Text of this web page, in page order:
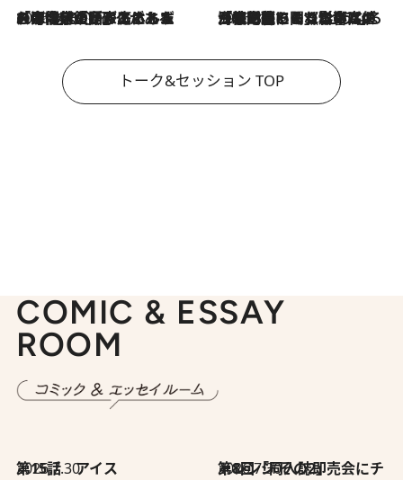
2026.8.3
「今後値上げがあるとすれば…」「リスクがあるのは今年の冬」エネルギー専門家が語る、ホルムズ海峡封鎖が家庭にもたらす“ある心配” 2026.8.3
「住宅建てられない…」「サーチャージ料の高値が続いている」ホルムズ海峡封鎖による影響はいつまで続く？《エネルギー専門家に聞く“どうなる日本の暮らし”》
トーク&セッション TOP
COMIC & ESSAY
ROOM
2026.7.30
第15話 アイス 2026.7.30
第8回「同人誌即売会にチャレンジ その2」